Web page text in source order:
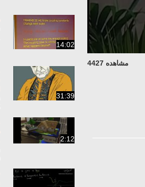
مشاهده 4427
14:02
31:39
2:12